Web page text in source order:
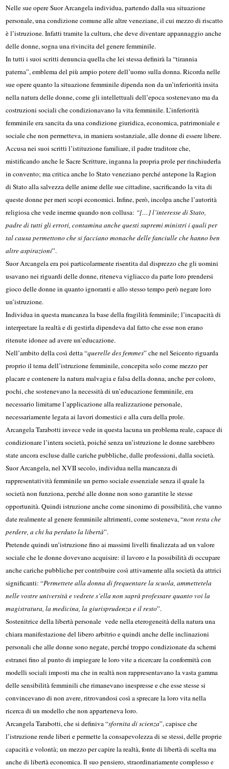
Nelle sue opere Suor Arcangela individua, partendo dalla sua situazione
personale, una condizione comune alle altre veneziane, il cui mezzo di riscatto
è l’istruzione. Infatti tramite la cultura, che deve diventare appannaggio anche
delle donne, sogna una rivincita del genere femminile.
In tutti i suoi scritti denuncia quella che lei stessa definirà la “tirannia
paterna”, emblema del più ampio potere dell’uomo sulla donna. Ricorda nelle
sue opere quanto la situazione femminile dipenda non da un’inferiorità insita
nella natura delle donne, come gli intellettuali dell’epoca sostenevano ma da
costruzioni sociali che condizionavano la vita femminile. L’inferiorità
femminile era sancita da una condizione giuridica, economica, patrimoniale e
sociale che non permetteva, in maniera sostanziale, alle donne di essere libere.
Accusa nei suoi scritti l’istituzione familiare, il padre traditore che,
mistificando anche le Sacre Scritture, inganna la propria prole per rinchiuderla
in convento; ma critica anche lo Stato veneziano perché antepone la Ragion
di Stato alla salvezza delle anime delle sue cittadine, sacrificando la vita di
queste donne per meri scopi economici. Infine, però, incolpa anche l’autorità
religiosa che vede inerme quando non collusa: “[…] l’interesse di Stato,
padre di tutti gli errori, contamina anche questi supremi ministri i quali per
tal causa permettono che si facciano monache delle fanciulle che hanno ben
altre aspirazioni”.
Suor Arcangela era poi particolarmente risentita dal disprezzo che gli uomini
usavano nei riguardi delle donne, riteneva vigliacco da parte loro prendersi
gioco delle donne in quanto ignoranti e allo stesso tempo però negare loro
un’istruzione.
Individua in questa mancanza la base della fragilità femminile; l’incapacità di
interpretare la realtà e di gestirla dipendeva dal fatto che esse non erano
ritenute idonee ad avere un’educazione.
Nell’ambito della così detta “querelle des femmes” che nel Seicento riguarda
proprio il tema dell’istruzione femminile, concepita solo come mezzo per
placare e contenere la natura malvagia e falsa della donna, anche per coloro,
pochi, che sostenevano la necessità di un’educazione femminile, era
necessario limitarne l’applicazione alla realizzazione personale,
necessariamente legata ai lavori domestici e alla cura della prole.
Arcangela Tarabotti invece vede in questa lacuna un problema reale, capace di
condizionare l’intera società, poiché senza un’istruzione le donne sarebbero
state ancora escluse dalle cariche pubbliche, dalle professioni, dalla società.
Suor Arcangela, nel XVII secolo, individua nella mancanza di
rappresentatività femminile un perno sociale essenziale senza il quale la
società non funziona, perché alle donne non sono garantite le stesse
opportunità. Quindi istruzione anche come sinonimo di possibilità, che vanno
date realmente al genere femminile altrimenti, come sosteneva, “non resta che
perdere, a chi ha perduto la libertà”.
Pretende quindi un’istruzione fino ai massimi livelli finalizzata ad un valore
sociale che le donne dovevano acquisire: il lavoro e la possibilità di occupare
anche cariche pubbliche per contribuire così attivamente alla società da attrici
significanti: “Permettete alla donna di frequentare la scuola, ammettetela
nelle vostre università e vedrete s’ella non saprà professare quanto voi la
magistratura, la medicina, la giurisprudenza e il resto”.
Sostenitrice della libertà personale vede nella eterogeneità della natura una
chiara manifestazione del libero arbitrio e quindi anche delle inclinazioni
personali che alle donne sono negate, perché troppo condizionate da schemi
estranei fino al punto di impiegare le loro vite a ricercare la conformità con
modelli sociali imposti ma che in realtà non rappresentavano la vasta gamma
delle sensibilità femminili che rimanevano inespresse e che esse stesse si
convincevano di non avere, ritrovandosi così a sprecare la loro vita nella
ricerca di un modello che non apparteneva loro.
Arcangela Tarabotti, che si definiva “sfornita di scienza”, capisce che
l’istruzione rende liberi e permette la consapevolezza di se stessi, delle proprie
capacità e volontà; un mezzo per capire la realtà, fonte di libertà di scelta ma
anche di libertà economica. Il suo pensiero, straordinariamente complesso e